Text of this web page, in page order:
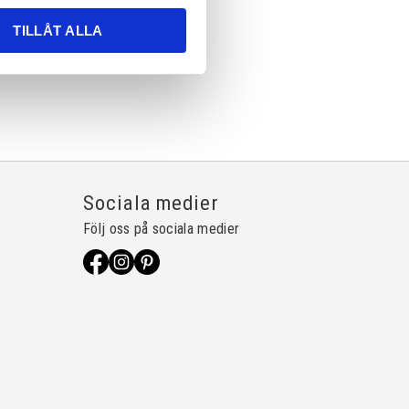
TILLÅT ALLA
Sociala medier
Följ oss på sociala medier